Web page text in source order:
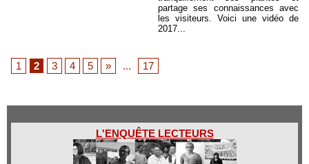
partage ses connaissances avec
les visiteurs. Voici une vidéo de
2017...
1 2 3 4 5 » ... 17
L'ENQUÊTE LECTEURS